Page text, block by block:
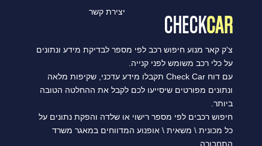
יצירת קשר
צ'ק קאר מנוע חיפוש רכב לפי מספר לבדיקת מידע ונתונים
על כלי רכב משומש לפני קנייה.
עם דוח Check Car תקבלו מידע עדכני, שקיפות מלאה
ונתונים מפורטים שיסייעו לכם לקבל את ההחלטה הטובה
ביותר.
חיפוש רכבים לפי מספר רישוי או שלדה והפקת נתונים על
כל מכונית \ משאית \ אופנוע המדווחים במאגר משרד
התחבורה.